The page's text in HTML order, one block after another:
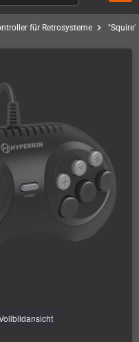
für Retrosysteme chevron_right